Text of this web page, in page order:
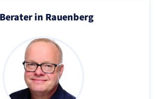
in Rauenberg